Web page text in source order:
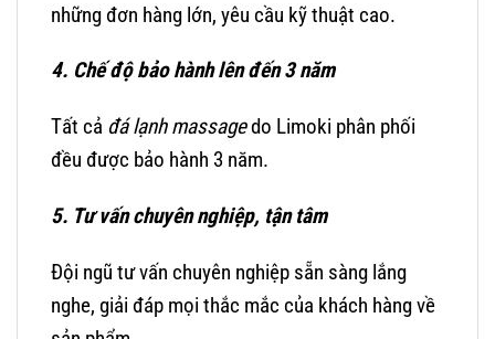
những đơn hàng lớn, yêu cầu kỹ thuật cao.
4. Chế độ bảo hành lên đến 3 năm
Tất cả đá lạnh massagedo Limoki phân phối
đều được bảo hành 3 năm.
5. Tư vấn chuyên nghiệp, tận tâm
Đội ngũ tư vấn chuyên nghiệp sẵn sàng lắng
nghe, giải đáp mọi thắc mắc của khách hàng về